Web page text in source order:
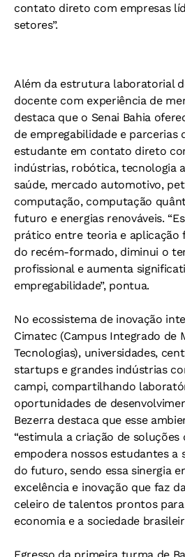
contato direto com empresas
setores”.
Além da estrutura laboratorial
docente com experiência de
destaca que o Senai Bahia
de empregabilidade e parcerias
estudante em contato direto
indústrias, robótica, tecnologia
saúde, mercado automotivo,
computação, computação
futuro e energias renováveis.
prático entre teoria e aplicação
do recém-formado, diminui o
profissional e aumenta
empregabilidade”, pontua.
No ecossistema de inovação
Cimatec (Campus Integrado de
Tecnologias), universidades,
startups e grandes indústrias
campi, compartilhando
oportunidades de
Bezerra destaca que esse
“estimula a criação de
empodera nossos estudantes a
do futuro, sendo essa sinergia
excelência e inovação que faz
celeiro de talentos prontos
economia e a sociedade
Egresso da primeira turma de